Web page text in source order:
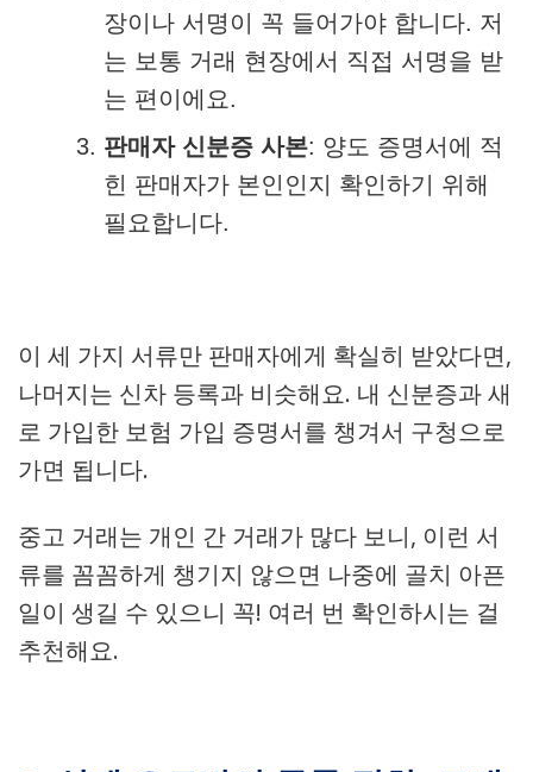
장이나 서명이 꼭 들어가야 합니다. 저
는 보통 거래 현장에서 직접 서명을 받
는 편이에요.
판매자 신분증 사본: 양도 증명서에 적
힌 판매자가 본인인지 확인하기 위해
필요합니다.
이 세 가지 서류만 판매자에게 확실히 받았다면,
나머지는 신차 등록과 비슷해요. 내 신분증과 새
로 가입한 보험 가입 증명서를 챙겨서 구청으로
가면 됩니다.
중고 거래는 개인 간 거래가 많다 보니, 이런 서
류를 꼼꼼하게 챙기지 않으면 나중에 골치 아픈
일이 생길 수 있으니 꼭! 여러 번 확인하시는 걸
추천해요.